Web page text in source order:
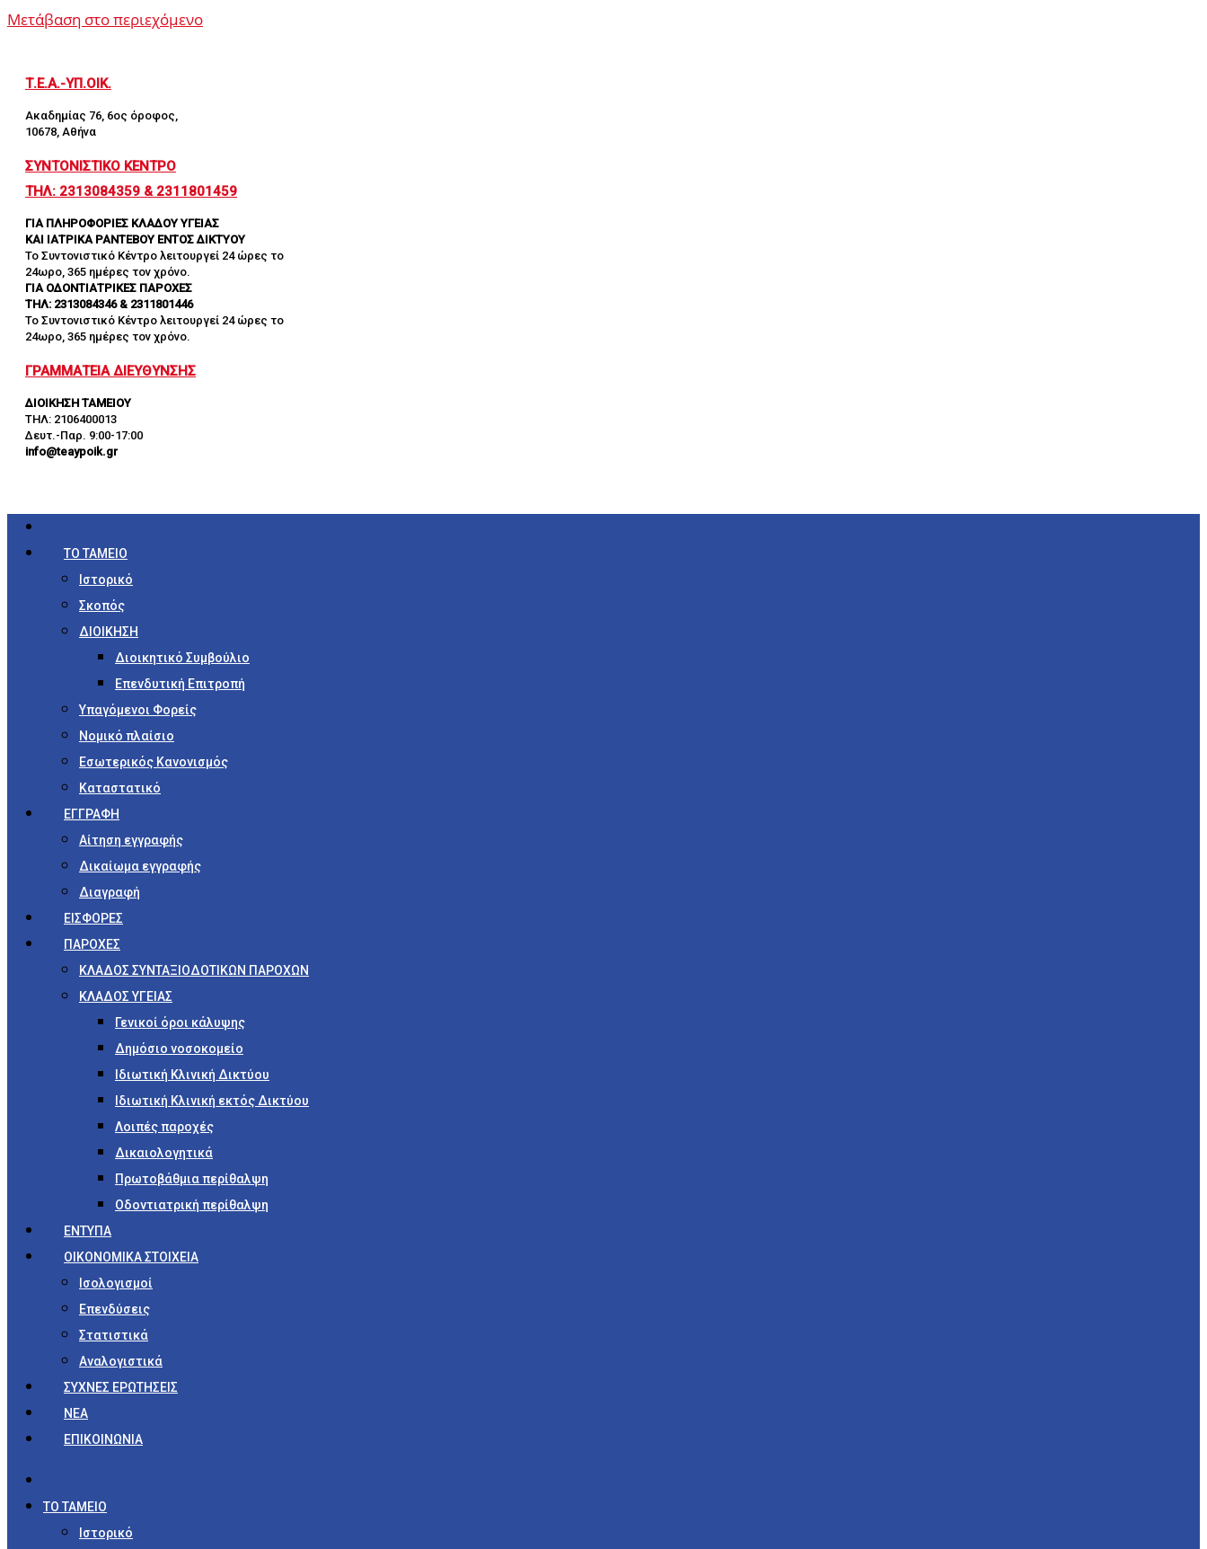
Μετάβαση στο περιεχόμενο
Τ.Ε.Α.-ΥΠ.ΟΙΚ.
Ακαδημίας 76, 6ος όροφος,
10678, Αθήνα
ΣΥΝΤΟΝΙΣΤΙΚΟ ΚΕΝΤΡΟ
ΤΗΛ: 2313084359 & 2311801459
ΓΙΑ ΠΛΗΡΟΦΟΡΙΕΣ ΚΛΑΔΟΥ ΥΓΕΙΑΣ
ΚΑΙ ΙΑΤΡΙΚΑ ΡΑΝΤΕΒΟΥ ΕΝΤΟΣ ΔΙΚΤΥΟΥ
Το Συντονιστικό Κέντρο λειτουργεί 24 ώρες το
24ωρο, 365 ημέρες τον χρόνο.
ΓΙΑ ΟΔΟΝΤΙΑΤΡΙΚΕΣ ΠΑΡΟΧΕΣ
ΤΗΛ: 2313084346 & 2311801446
Το Συντονιστικό Κέντρο λειτουργεί 24 ώρες το
24ωρο, 365 ημέρες τον χρόνο.
ΓΡΑΜΜΑΤΕΙΑ ΔΙΕΥΘΥΝΣΗΣ
ΔΙΟΙΚΗΣΗ ΤΑΜΕΙΟΥ
ΤΗΛ: 2106400013
Δευτ.-Παρ. 9:00-17:00
info@teaypoik.gr
ΤΟ ΤΑΜΕΙΟ
Ιστορικό
Σκοπός
ΔΙΟΙΚΗΣΗ
Διοικητικό Συμβούλιο
Επενδυτική Επιτροπή
Υπαγόμενοι Φορείς
Νομικό πλαίσιο
Εσωτερικός Κανονισμός
Καταστατικό
ΕΓΓΡΑΦΗ
Αίτηση εγγραφής
Δικαίωμα εγγραφής
Διαγραφή
ΕΙΣΦΟΡΕΣ
ΠΑΡΟΧΕΣ
ΚΛΑΔΟΣ ΣΥΝΤΑΞΙΟΔΟΤΙΚΩΝ ΠΑΡΟΧΩΝ
ΚΛΑΔΟΣ ΥΓΕΙΑΣ
Γενικοί όροι κάλυψης
Δημόσιο νοσοκομείο
Ιδιωτική Κλινική Δικτύου
Ιδιωτική Κλινική εκτός Δικτύου
Λοιπές παροχές
Δικαιολογητικά
Πρωτοβάθμια περίθαλψη
Οδοντιατρική περίθαλψη
ΕΝΤΥΠΑ
ΟΙΚΟΝΟΜΙΚΑ ΣΤΟΙΧΕΙΑ
Ισολογισμοί
Επενδύσεις
Στατιστικά
Αναλογιστικά
ΣΥΧΝΕΣ ΕΡΩΤΗΣΕΙΣ
ΝΕΑ
ΕΠΙΚΟΙΝΩΝΙΑ
ΤΟ ΤΑΜΕΙΟ
Ιστορικό